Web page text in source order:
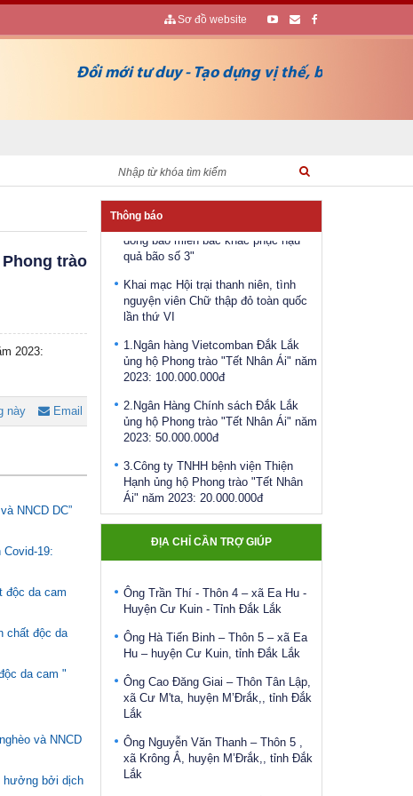
Sơ đồ website
Đổi mới tư duy - Tạo dựng vị thế, bảo vệ sự sống
trào
2023:
này Email
NNCD DC”
19:
độc da cam
chất độc da
da cam "
và NNCD
hưởng bởi dịch
Thông báo
Điều động, bổ nhiệm bà Ayun
hội
Giám đốc Sở Lao động, Thương binh
và Xã hội tỉnh Đắk Lắk
Phát động Chiến dịch “Chung sức vì
quả bão số 3"
nguyện viên Chữ thập đỏ toàn quốc
lần thứ VI
ủng hộ Phong trào "Tết Nhân Ái" năm
2023: 100.000.000đ
ủng hộ Phong trào "Tết Nhân Ái" năm
2023: 50.000.000đ
Hạnh ủng hộ Phong trào "Tết Nhân
Ái" năm 2023: 20.000.000đ
4.Công ty TNHH in Đắk Lắk ủng hộ
Phong trào "Tết Nhân Ái" năm 2023:
10.000.000đ
Phong trào "Tết Nhân Ái" năm 2023:
10.000.000đ
6.Công ty Cổ phần Đầu tư phát triển
đô thị An Phú ủng hộ Phong trào "Tết
7.Ngân Hàng Vietinbank ủng hộ
Phong trào "Tết Nhân Ái" năm 2023:
8.Bảo hiểm xã hội tỉnh ủng hộ Phong
trào "Tết Nhân Ái" năm 2023:
ĐỊA CHỈ CẦN TRỢ GIÚP
Ông Hoàng Đức Hạnh - Thôn 1, xã
Bà Nguyễn Thị Ngân – Thôn 5 – xã
Ea Hu – Huyện Cư Kuin – Đắk Lắk
Bà Vàng Thị Ngọc Hiến – Thôn Ea
Krông, xã Cư San – huyện M’Đrắk,,
tỉnh Đắk Lắk
Huyện Cư Kuin - Tỉnh Đắk Lắk
Hu – huyện Cư Kuin, tỉnh Đắk Lắk
xã Cư M'ta, huyện M’Đrắk,, tỉnh Đắk
Lắk
xã Krông Ắ, huyện M’Đrắk,, tỉnh Đắk
Lắk